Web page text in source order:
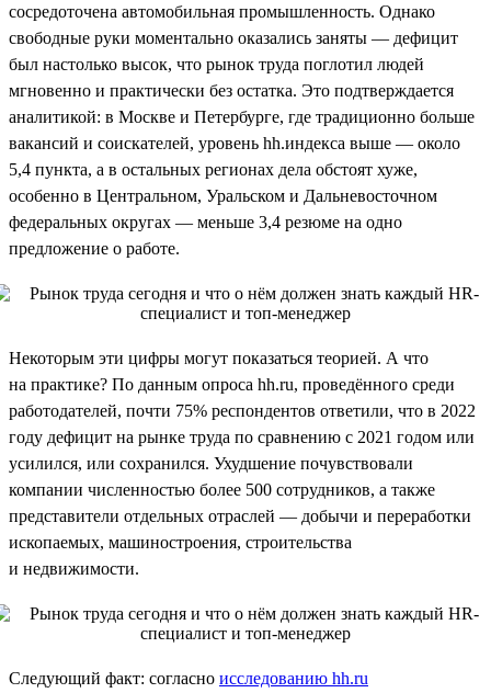
сосредоточена автомобильная промышленность. Однако
свободные руки моментально оказались заняты — дефицит
был настолько высок, что рынок труда поглотил людей
мгновенно и практически без остатка. Это подтверждается
аналитикой: в Москве и Петербурге, где традиционно больше
вакансий и соискателей, уровень hh.индекса выше — около
5,4 пункта, а в остальных регионах дела обстоят хуже,
особенно в Центральном, Уральском и Дальневосточном
федеральных округах — меньше 3,4 резюме на одно
предложение о работе.
Некоторым эти цифры могут показаться теорией. А что
на практике? По данным опроса hh.ru, проведённого среди
работодателей, почти 75% респондентов ответили, что в 2022
году дефицит на рынке труда по сравнению с 2021 годом или
усилился, или сохранился. Ухудшение почувствовали
компании численностью более 500 сотрудников, а также
представители отдельных отраслей — добычи и переработки
ископаемых, машиностроения, строительства
и недвижимости.
Следующий факт: согласно исследованию hh.ru